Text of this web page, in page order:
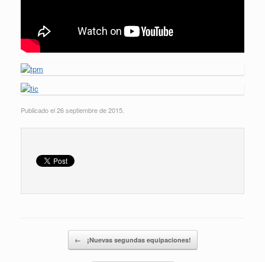
Publicado el 26 septiembre de 2015.
← ¡Nuevas segundas equipaciones!